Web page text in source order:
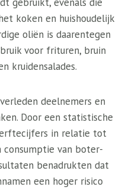
koken en huishoudelijk
oliën is daarentegen
voor frituren, bruin
kruidensalades.
deelnemers en
Door een statistische
in relatie tot
consumptie van boter-
benadrukten dat
een hoger risico